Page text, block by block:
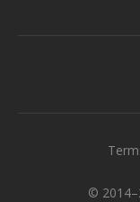
©